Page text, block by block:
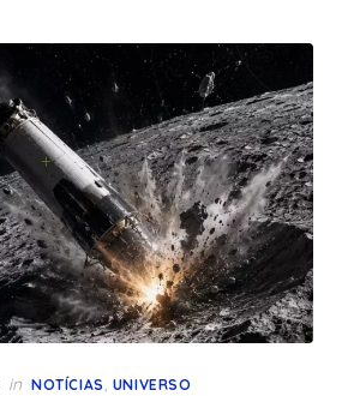
in NOTÍCIAS, UNIVERSO